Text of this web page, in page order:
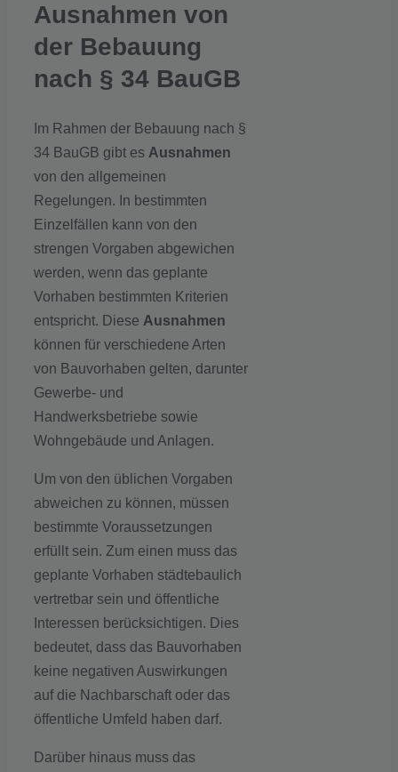
Ausnahmen von
der Bebauung
nach § 34 BauGB
Im Rahmen der Bebauung nach §
34 BauGB gibt es Ausnahmen
von den allgemeinen
Regelungen. In bestimmten
Einzelfällen kann von den
strengen Vorgaben abgewichen
werden, wenn das geplante
Vorhaben bestimmten Kriterien
entspricht. Diese Ausnahmen
können für verschiedene Arten
von Bauvorhaben gelten, darunter
Gewerbe- und
Handwerksbetriebe sowie
Wohngebäude und Anlagen.
Um von den üblichen Vorgaben
abweichen zu können, müssen
bestimmte Voraussetzungen
erfüllt sein. Zum einen muss das
geplante Vorhaben städtebaulich
vertretbar sein und öffentliche
Interessen berücksichtigen. Dies
bedeutet, dass das Bauvorhaben
keine negativen Auswirkungen
auf die Nachbarschaft oder das
öffentliche Umfeld haben darf.
Darüber hinaus muss das